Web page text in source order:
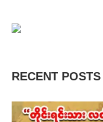
RECENT POSTS